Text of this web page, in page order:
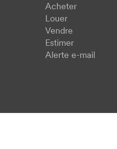
Acheter
Louer
Vendre
Estimer
Alerte e-mail